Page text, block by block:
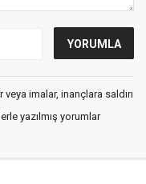
imalar, inançlara saldırı
yazılmış yorumlar